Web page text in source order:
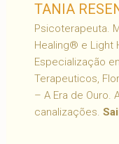
TANIA
Psicoterapeuta.
Healing® e Light
Especialização
Terapeuticos,
– A Era de Ouro.
canalizações.